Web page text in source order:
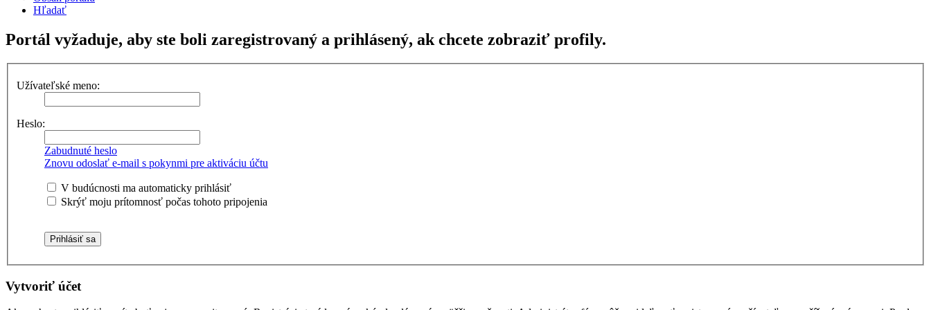
Hľadať
Portál vyžaduje, aby ste boli zaregistrovaný a prihlásený, ak chcete zobraziť profily.
Užívateľské meno:
Heslo:
Zabudnuté heslo
Znovu odoslať e-mail s pokynmi pre aktiváciu účtu
V budúcnosti ma automaticky prihlásiť
Skrýť moju prítomnosť počas tohoto pripojenia
Vytvoriť účet